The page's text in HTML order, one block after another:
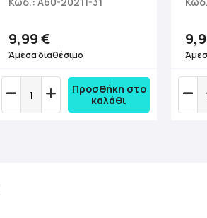
9,99 €
Άμεσα διαθέσιμο
Προσθήκη στο
καλάθι